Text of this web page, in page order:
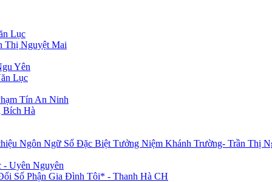
Lục
Thị Nguyệt Mai
Yên
Lục
Tín An Ninh
Bích Hà
Ngôn Ngữ Số Đặc Biệt Tưởng Niệm Khánh Trường- Trần Thị
Uyên Nguyên
Số Phận Gia Đình Tôi* - Thanh Hà CH